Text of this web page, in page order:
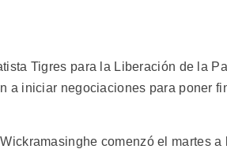
Tigres para la Liberación de la
a iniciar negociaciones para poner
comenzó el martes